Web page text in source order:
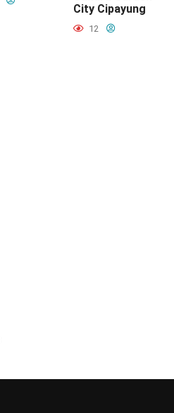
City Cipayung
12